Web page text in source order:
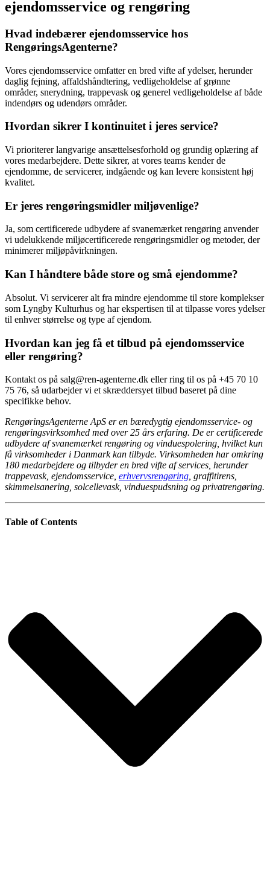
ejendomsservice og rengøring
Hvad indebærer ejendomsservice hos
RengøringsAgenterne?
Vores ejendomsservice omfatter en bred vifte af ydelser, herunder
daglig fejning, affaldshåndtering, vedligeholdelse af grønne
områder, snerydning, trappevask og generel vedligeholdelse af både
indendørs og udendørs områder.
Hvordan sikrer I kontinuitet i jeres service?
Vi prioriterer langvarige ansættelsesforhold og grundig oplæring af
vores medarbejdere. Dette sikrer, at vores teams kender de
ejendomme, de servicerer, indgående og kan levere konsistent høj
kvalitet.
Er jeres rengøringsmidler miljøvenlige?
Ja, som certificerede udbydere af svanemærket rengøring anvender
vi udelukkende miljøcertificerede rengøringsmidler og metoder, der
minimerer miljøpåvirkningen.
Kan I håndtere både store og små ejendomme?
Absolut. Vi servicerer alt fra mindre ejendomme til store komplekser
som Lyngby Kulturhus og har ekspertisen til at tilpasse vores ydelser
til enhver størrelse og type af ejendom.
Hvordan kan jeg få et tilbud på ejendomsservice
eller rengøring?
Kontakt os på salg@ren-agenterne.dk eller ring til os på +45 70 10
75 76, så udarbejder vi et skræddersyet tilbud baseret på dine
specifikke behov.
RengøringsAgenterne ApS er en bæredygtig ejendomsservice- og
rengøringsvirksomhed med over 25 års erfaring. De er certificerede
udbydere af svanemærket rengøring og vinduespolering, hvilket kun
få virksomheder i Danmark kan tilbyde. Virksomheden har omkring
180 medarbejdere og tilbyder en bred vifte af services, herunder
trappevask, ejendomsservice, erhvervsrengøring , graffitirens,
skimmelsanering, solcellevask, vinduespudsning og privatrengøring.
Table of Contents